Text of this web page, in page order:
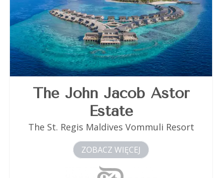
The John Jacob Astor
Estate
The St. Regis Maldives Vommuli Resort
ZOBACZ WIĘCEJ